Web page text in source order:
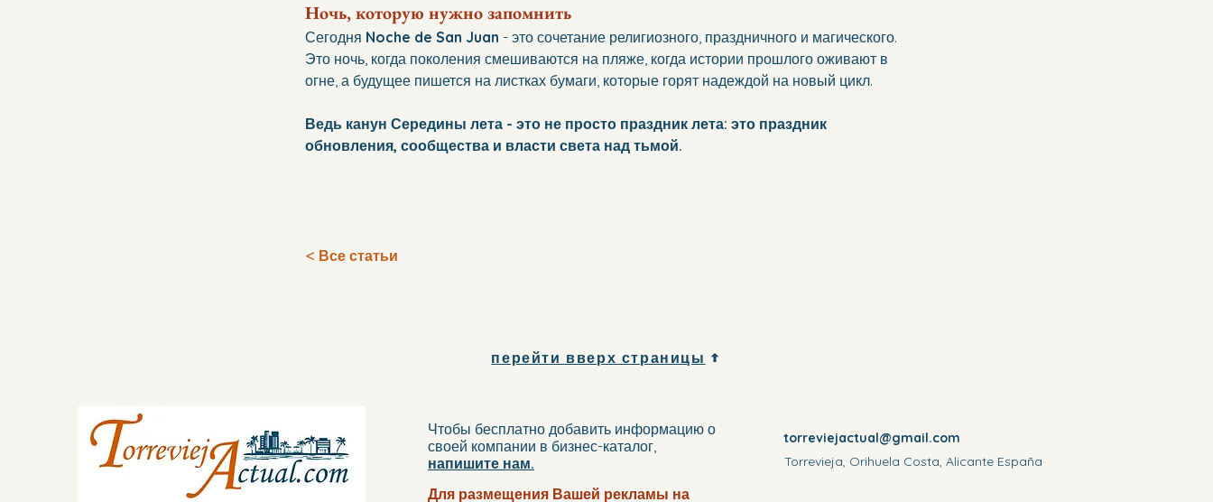
Ночь, которую нужно запомнить
Сегодня Noche de San Juan - это сочетание религиозного, праздничного и магического.
Это ночь, когда поколения смешиваются на пляже, когда истории прошлого оживают в
огне, а будущее пишется на листках бумаги, которые горят надеждой на новый цикл.
Ведь канун Середины лета - это не просто праздник лета: это праздник
обновления, сообщества и власти света над тьмой.
< Все статьи
перейти вверх страницы
Чтобы бесплатно добавить информацию о
своей компании в бизнес-каталог,
напишите нам.
Для размещения Вашей рекламы на
torreviejactual@gmail.com
Torrevieja, Orihuela Costa, Alicante España